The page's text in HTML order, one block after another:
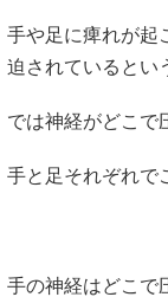
手や足に痺れが起
迫されているとい
では神経がどこで
手と足それぞれで
手の神経はどこで